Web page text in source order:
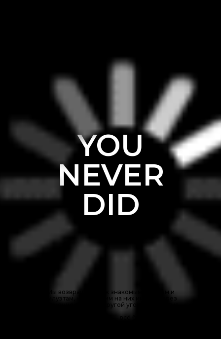
YOU
NEVER
DID
Мы возвращаемся к знакомым формам и
силуэтам, но смотрим на них иначе: через
движение, время и другой угол восприятия.
Если смотреть прямо — всё будто идёт по